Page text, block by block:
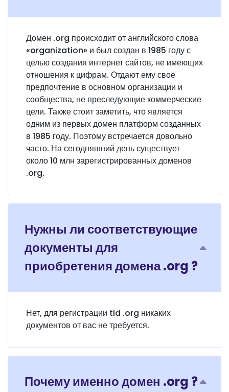
Домен .org происходит от английского слова
«organization» и был создан в 1985 году с
целью создания интернет сайтов, не имеющих
отношения к цифрам. Отдают ему свое
предпочтение в основном организации и
сообщества, не преследующие коммерческие
цели. Также стоит заметить, что является
одним из первых домен платформ созданных
в 1985 году. Поэтому встречается довольно
часто. На сегодняшний день существует
около 10 млн зарегистрированных доменов
.org.
Нужны ли соответствующие
документы для
приобретения домена .org ?
Нет, для регистрации tld .org никаких
документов от вас не требуется.
Почему именно домен .org ?